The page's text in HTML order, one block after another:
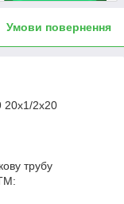
Умови повернення
20х1/2х20
трубу